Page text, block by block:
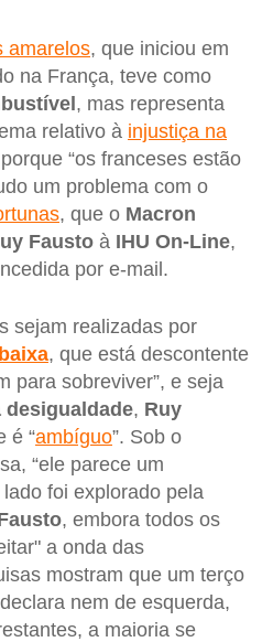
amarelos, que iniciou em
na França, teve como
, mas representa
relativo à injustiça na
porque “os franceses estão
um problema com o
, que o Macron
Fausto à IHU On-Line,
por e-mail.
sejam realizadas por
, que está descontente
para sobreviver”, e seja
desigualdade, Ruy
é “ambíguo”. Sob o
“ele parece um
lado foi explorado pela
, embora todos os
a onda das
mostram que um terço
nem de esquerda,
a maioria se